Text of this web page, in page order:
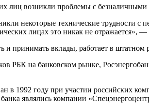
лиц возникли проблемы с
некоторые технические трудности с
лицах это никак не отражается», —
и принимать вклады, работает в штатном
РБК на банковском рынке,
в 1992 году при участии российских
являлись компании